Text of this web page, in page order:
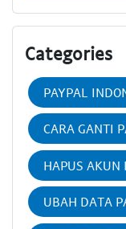
Categories
PAYPAL
CARA GANTI
HAPUS AKUN
UBAH DATA